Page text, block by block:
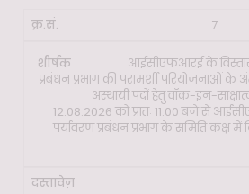
7
आईसीएफआरई के
प्रबंधन प्रभाग की परामर्शी परियोजनाओं के
अस्थायी पदों हेतु वॉक-इन-
12.08.2026 को प्रातः 11:00 बजे से
पर्यावरण प्रबंधन प्रभाग के समिति कक्ष में